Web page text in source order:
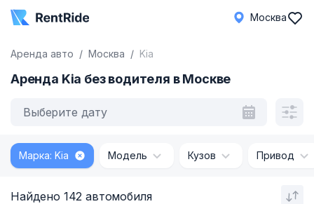
Москва
Аренда авто Москва Kia
Аренда Kia без водителя в Москве
Выберите дату
Марка: Kia Модель Кузов Привод
Найдено 142 автомобиля